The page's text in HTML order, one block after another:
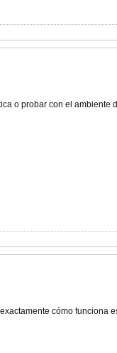
o probar con el
cómo funciona